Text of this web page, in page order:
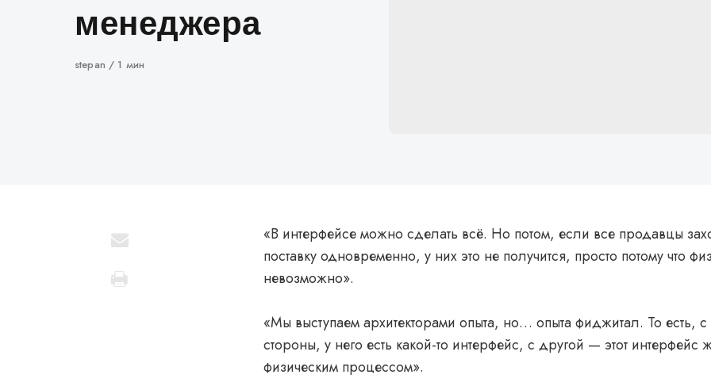
менеджера
Автор
stepan 1 мин
«В интерфейсе можно сделать всё. Но потом, если все продавцы
поставку одновременно, у них это не получится, просто потому что
невозможно».
«Мы выступаем архитекторами опыта, но… опыта фиджитал. То есть,
стороны, у него есть какой-то интерфейс, с другой — этот интерфейс
физическим процессом».